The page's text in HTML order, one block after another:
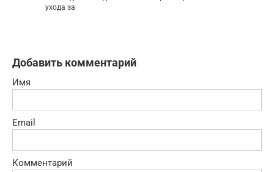
ухода за
Добавить комментарий
Имя
Email
Комментарий